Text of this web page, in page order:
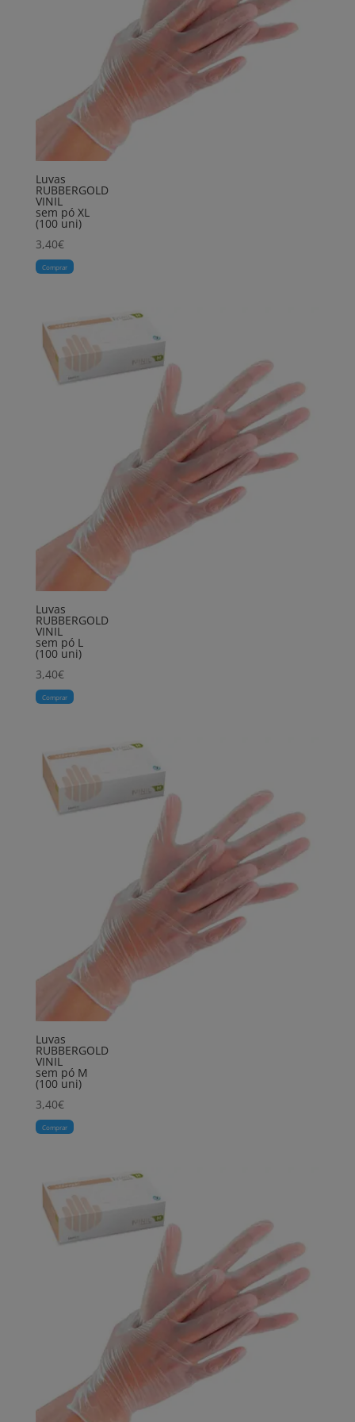
Luvas
RUBBERGOLD
VINIL
sem pó XL
(100 uni)
3,40€
Comprar
Luvas
RUBBERGOLD
VINIL
sem pó L
(100 uni)
3,40€
Comprar
Luvas
RUBBERGOLD
VINIL
sem pó M
(100 uni)
3,40€
Comprar